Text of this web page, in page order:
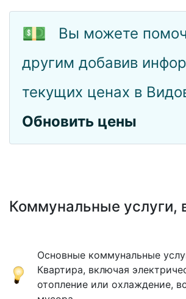
💵
Вы можете
другим добавив
текущих ценах в
Обновить цены
Коммунальные услуги,
Основные коммунальные
Квартира, включая
отопление или охлаждение,